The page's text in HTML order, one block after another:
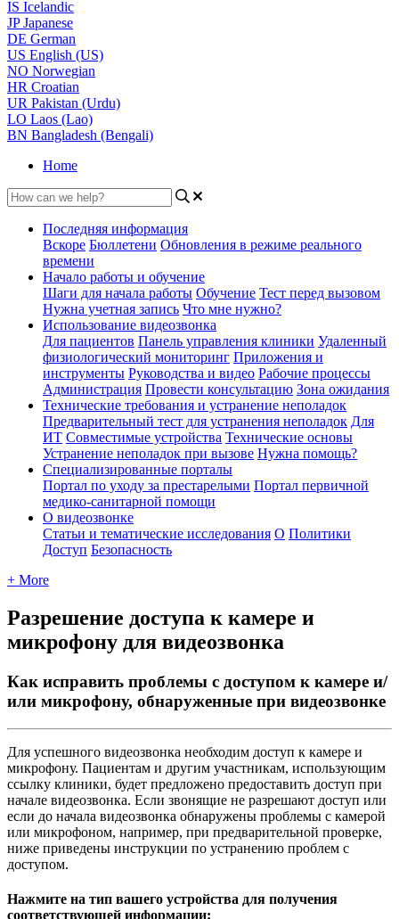
IS Icelandic
JPJapanese
DE German
US English (US)
NO Norwegian
HR Croatian
UR Pakistan (Urdu)
LO Laos (Lao)
BN Bangladesh (Bengali)
Home
Последняя информация
Вскоре Бюллетени Обновления в режиме реального
времени
Начало работы и обучение
Шаги для начала работы Обучение Тест перед вызовом
Нужна учетная запись Что мне нужно?
Использование видеозвонка
Для пациентов Панель управления клиники Удаленный
физиологический мониторинг Приложения и
инструменты Руководства и видео Рабочие процессы
Администрация Провести консультацию Зона ожидания
Технические требования и устранение неполадок
Предварительный тест для устранения неполадок Для
ИТ Совместимые устройства Технические основы
Устранение неполадок при вызове Нужна помощь?
Специализированные порталы
Портал по уходу за престарелыми Портал первичной
медико-санитарной помощи
О видеозвонке
Статьи и тематические исследования О Политики
Доступ Безопасность
+ More
Разрешение доступа к камере и
микрофону для видеозвонка
Как исправить проблемы с доступом к камере и/
или микрофону, обнаруженные при видеозвонке
Для успешного видеозвонка необходим доступ к камере и
микрофону. Пациентам и другим участникам, использующим
ссылку клиники, будет предложено предоставить доступ при
начале видеозвонка. Если звонящие не разрешают доступ или
если до начала видеозвонка обнаружены проблемы с камерой
или микрофоном, например, при предварительной проверке,
ниже приведены инструкции по устранению проблем с
доступом.
Нажмите на тип вашего устройства для получения
соответствующей информации: